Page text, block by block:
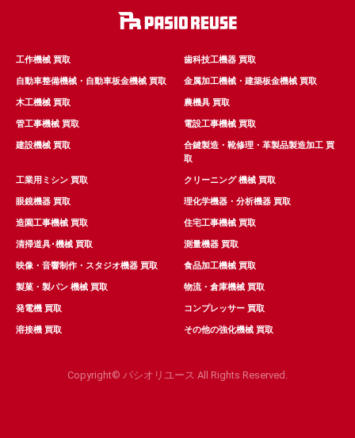
工作機械 買取 歯科技工機器 買取
自動車整備機械・自動車板金機械 買取 金属加工機械・建築板金機械 買取
木工機械 買取 農機具 買取
管工事機械 買取 電設工事機械 買取
建設機械 買取
合鍵製造・靴修理・革製品製造加工 買
取
工業用ミシン 買取 クリーニング 機械 買取
眼鏡機器 買取 理化学機器・分析機器 買取
造園工事機械 買取 住宅工事機械 買取
清掃道具･機械 買取 測量機器 買取
映像・音響制作・スタジオ機器 買取 食品加工機械 買取
製菓・製パン 機械 買取 物流・倉庫機械 買取
発電機 買取 コンプレッサー 買取
溶接機 買取 その他の強化機械 買取
Copyright© パシオリユース All Rights Reserved.